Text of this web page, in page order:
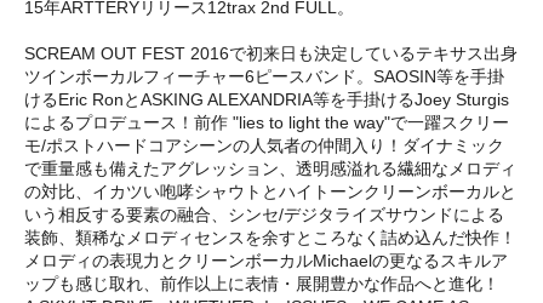
15年ARTTERYリリース12trax 2nd FULL。
SCREAM OUT FEST 2016で初来日も決定しているテキサス出身
ツインボーカルフィーチャー6ピースバンド。SAOSIN等を手掛
けるEric RonとASKING ALEXANDRIA等を手掛けるJoey Sturgis
によるプロデュース！前作 "lies to light the way"で一躍スクリー
モ/ポストハードコアシーンの人気者の仲間入り！ダイナミック
で重量感も備えたアグレッション、透明感溢れる繊細なメロディ
の対比、イカツい咆哮シャウトとハイトーンクリーンボーカルと
いう相反する要素の融合、シンセ/デジタライズサウンドによる
装飾、類稀なメロディセンスを余すところなく詰め込んだ快作！
メロディの表現力とクリーンボーカルMichaelの更なるスキルア
ップも感じ取れ、前作以上に表情・展開豊かな作品へと進化！